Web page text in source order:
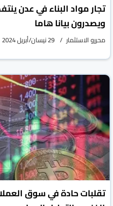
تجار مواد البناء في عدن
ويصدرون بيانا هاما
محررو الاستثمار 29 نيسان/أبريل 2024
تقلبات حادة في سوق